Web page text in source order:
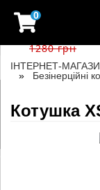
0
ІНТЕРНЕТ-
Безінерційні
Котушка
1280 грн